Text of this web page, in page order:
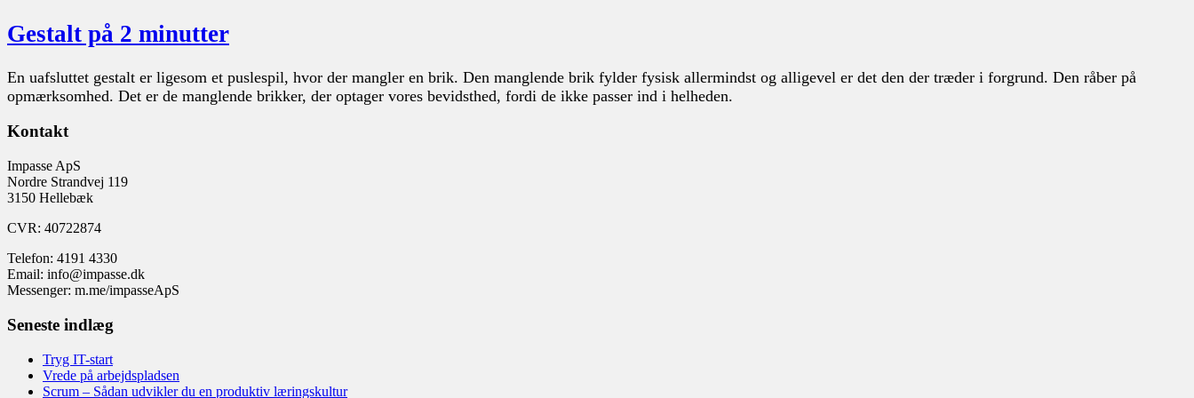
Gestalt på 2 minutter
En uafsluttet gestalt er ligesom et puslespil, hvor der mangler en brik. Den manglende brik fylder fysisk allermindst og alligevel er det den der træder i forgrund. Den råber på
opmærksomhed. Det er de manglende brikker, der optager vores bevidsthed, fordi de ikke passer ind i helheden.
Kontakt
Impasse ApS
Nordre Strandvej 119
3150 Hellebæk
CVR: 40722874
Telefon: 4191 4330
Email: info@impasse.dk
Messenger: m.me/impasseApS
Seneste indlæg
Tryg IT-start
Vrede på arbejdspladsen
Scrum – Sådan udvikler du en produktiv læringskultur